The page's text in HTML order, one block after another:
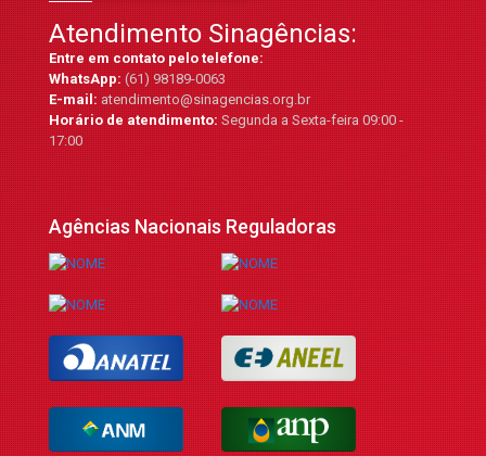
Atendimento Sinagências:
Entre em contato pelo telefone:
WhatsApp:(61) 98189-0063
E-mail:atendimento@sinagencias.org.br
Horário de atendimento:Segunda a Sexta-feira 09:00 -
17:00
Agências Nacionais Reguladoras